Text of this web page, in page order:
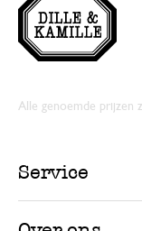
Alle genoemde prijzen
Service